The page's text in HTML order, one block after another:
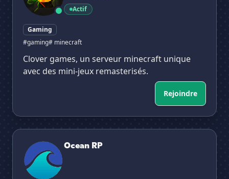
Actif
Gaming
#gaming# minecraft
Clover games, un serveur minecraft unique
avec des mini-jeux remasterisés.
Rejoindre
Ocean RP
Ocean RP